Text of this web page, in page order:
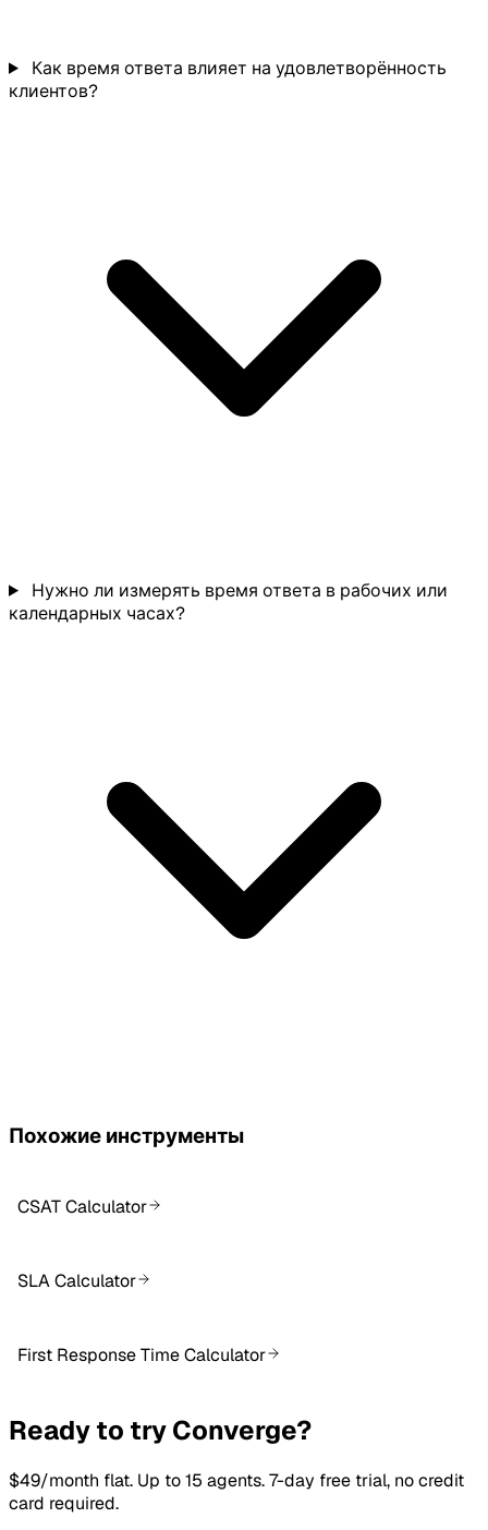
Как время ответа влияет на удовлетворённость
клиентов?
Нужно ли измерять время ответа в рабочих или
календарных часах?
Похожие инструменты
CSAT Calculator
SLA Calculator
First Response Time Calculator
Ready to try Converge?
$49/month flat. Up to 15 agents. 7-day free trial, no credit
card required.